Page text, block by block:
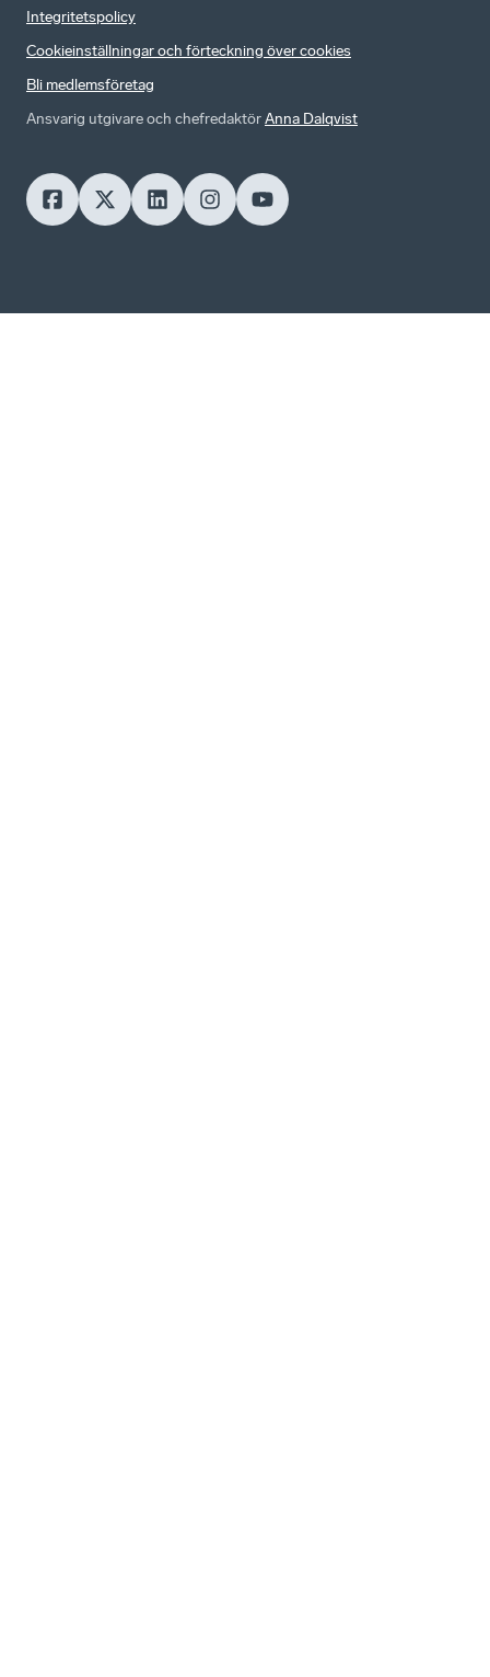
Integritetspolicy
Cookieinställningar och förteckning över cookies
Bli medlemsföretag
Ansvarig utgivare och chefredaktörAnna Dalqvist